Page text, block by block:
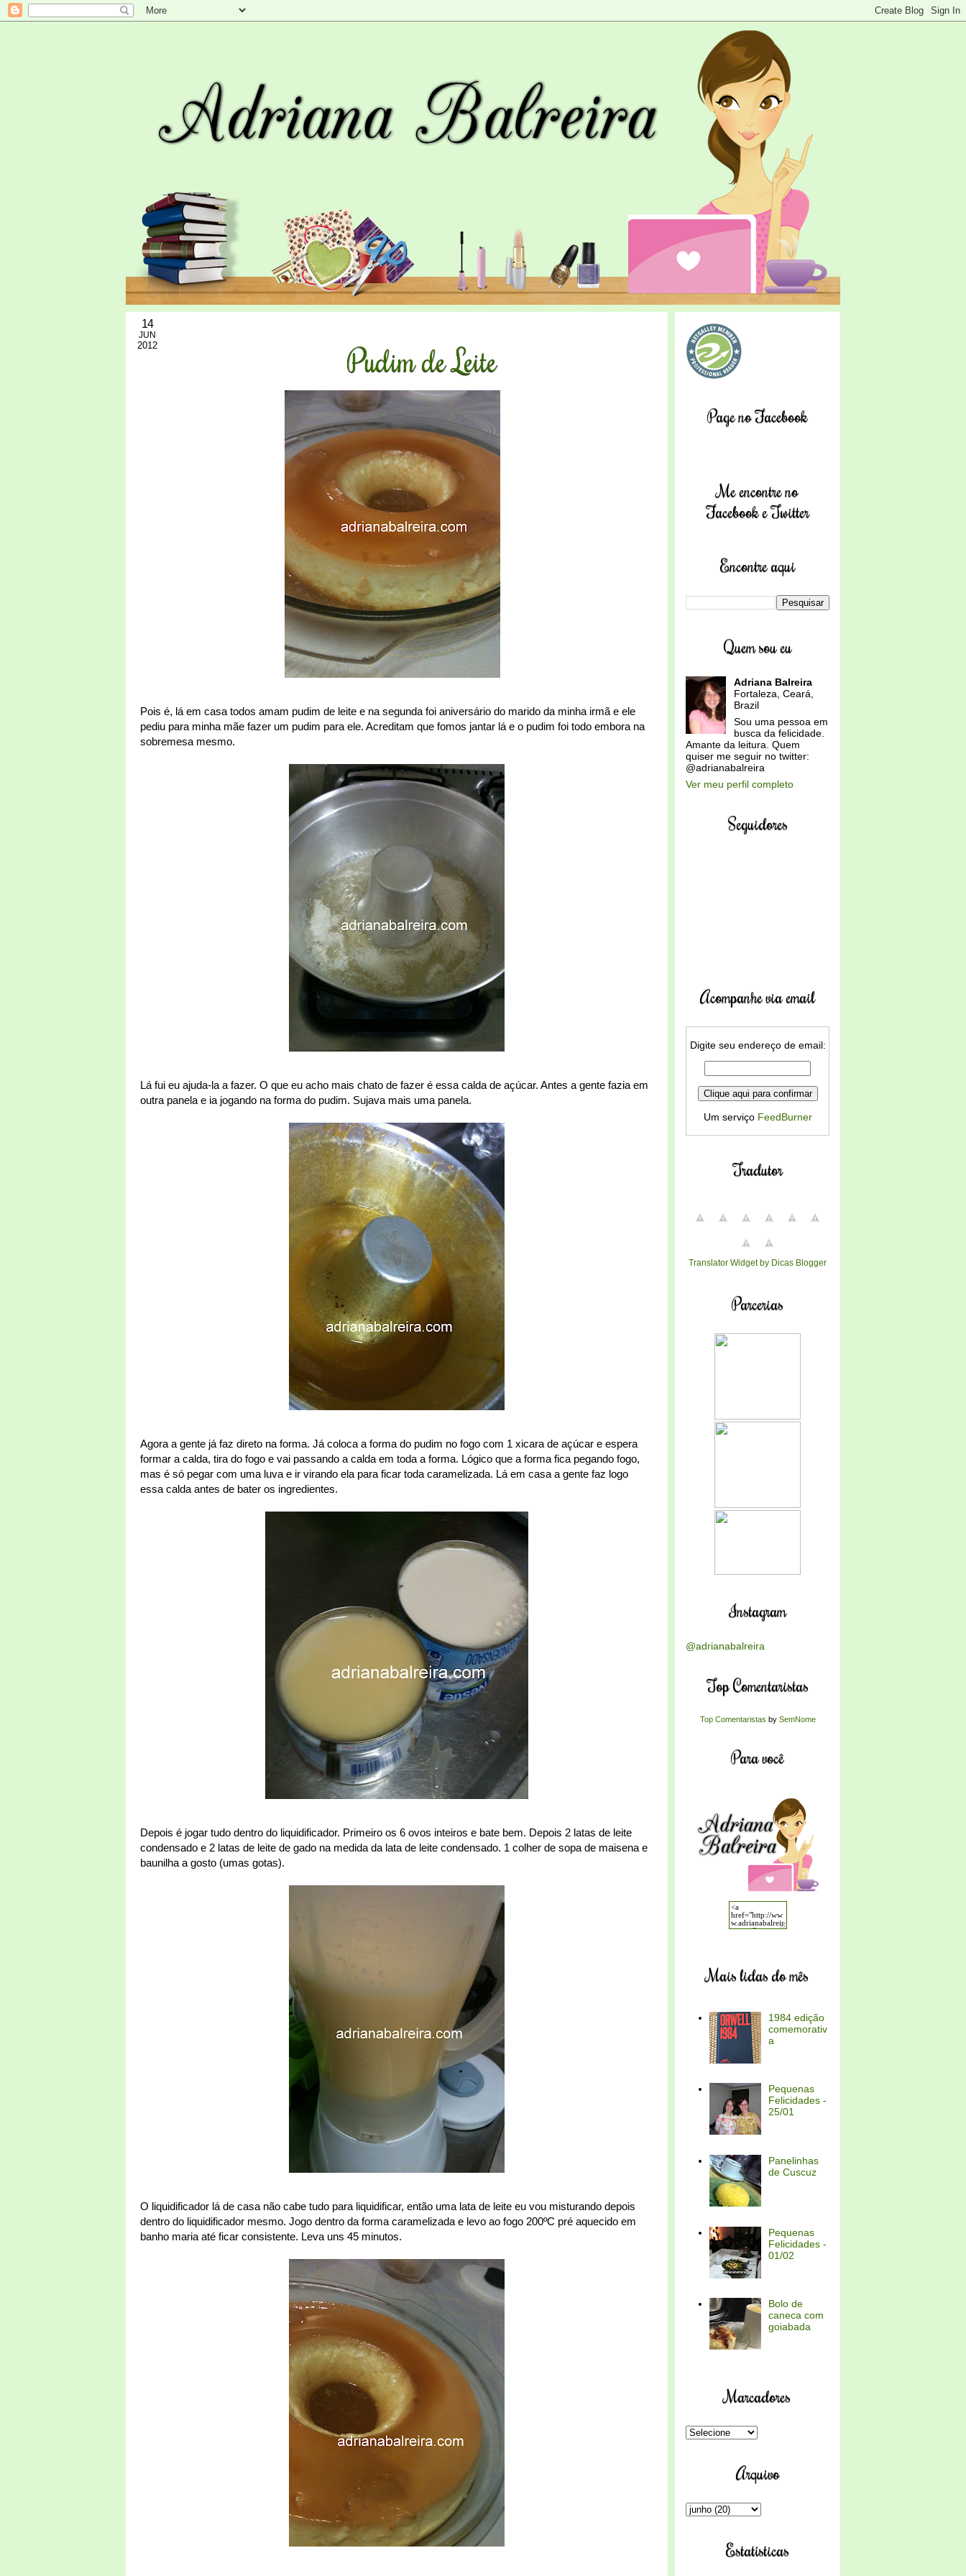
14
JUN
2012 Pudim de Leite
Pois é, lá em casa todos amam pudim de leite e na segunda foi aniversário do marido da minha irmã e ele
pediu para minha mãe fazer um pudim para ele. Acreditam que fomos jantar lá e o pudim foi todo embora na
sobremesa mesmo.
Lá fui eu ajuda-la a fazer. O que eu acho mais chato de fazer é essa calda de açúcar. Antes a gente fazia em
outra panela e ia jogando na forma do pudim. Sujava mais uma panela.
Agora a gente já faz direto na forma. Já coloca a forma do pudim no fogo com 1 xicara de açúcar e espera
formar a calda, tira do fogo e vai passando a calda em toda a forma. Lógico que a forma fica pegando fogo,
mas é só pegar com uma luva e ir virando ela para ficar toda caramelizada. Lá em casa a gente faz logo
essa calda antes de bater os ingredientes.
Depois é jogar tudo dentro do liquidificador. Primeiro os 6 ovos inteiros e bate bem. Depois 2 latas de leite
condensado e 2 latas de leite de gado na medida da lata de leite condensado. 1 colher de sopa de maisena e
baunilha a gosto (umas gotas).
O liquidificador lá de casa não cabe tudo para liquidificar, então uma lata de leite eu vou misturando depois
dentro do liquidificador mesmo. Jogo dentro da forma caramelizada e levo ao fogo 200ºC pré aquecido em
banho maria até ficar consistente. Leva uns 45 minutos.
Page no Facebook
Me encontre no
Facebook e Twitter
Encontre aqui
Quem sou eu
Adriana Balreira
Fortaleza, Ceará,
Brazil
Sou uma pessoa em
busca da felicidade.
Amante da leitura. Quem
quiser me seguir no twitter:
@adrianabalreira
Ver meu perfil completo
Seguidores
Acompanhe via email
Digite seu endereço de email:
Um serviço FeedBurner
Tradutor
Translator Widget by Dicas Blogger
Parcerias
Instagram
@adrianabalreira
Top Comentaristas
Top Comentaristas by SemNome
Para você
Mais lidas do mês
1984 edição
comemorativ
a
Pequenas
Felicidades -
25/01
Panelinhas
de Cuscuz
Pequenas
Felicidades -
01/02
Bolo de
caneca com
goiabada
Marcadores
Arquivo
Estatísticas